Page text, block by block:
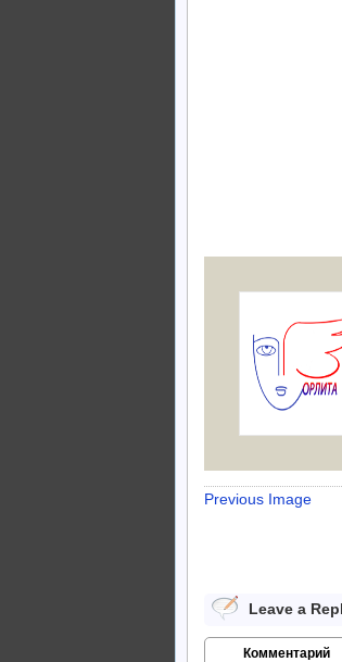
Previous Image
Leave a
Комментарий